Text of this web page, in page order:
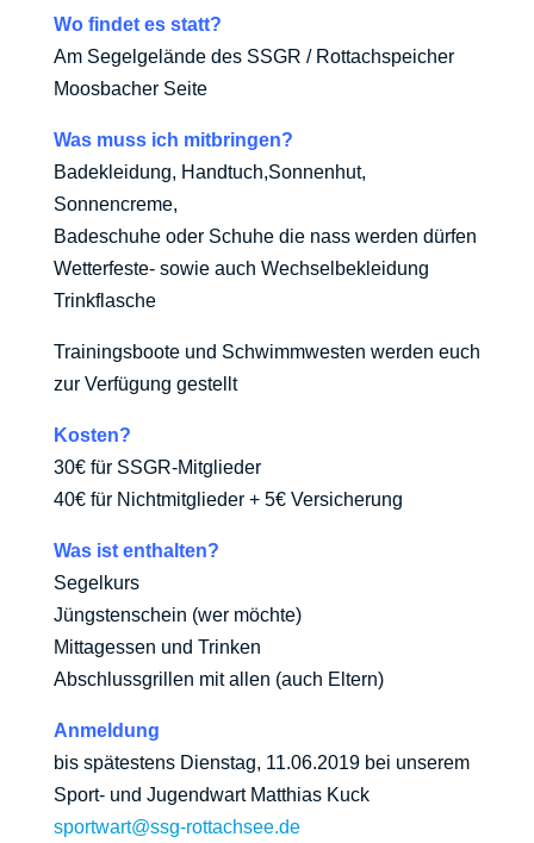
Wo findet es statt?
Am Segelgelände des SSGR / Rottachspeicher
Moosbacher Seite
Was muss ich mitbringen?
Badekleidung, Handtuch,Sonnenhut,
Sonnencreme,
Badeschuhe oder Schuhe die nass werden dürfen
Wetterfeste- sowie auch Wechselbekleidung
Trinkflasche
Trainingsboote und Schwimmwesten werden euch
zur Verfügung gestellt
Kosten?
30€ für SSGR-Mitglieder
40€ für Nichtmitglieder + 5€ Versicherung
Was ist enthalten?
Segelkurs
Jüngstenschein (wer möchte)
Mittagessen und Trinken
Abschlussgrillen mit allen (auch Eltern)
Anmeldung
bis spätestens Dienstag, 11.06.2019 bei unserem
Sport- und Jugendwart Matthias Kuck
sportwart@ssg-rottachsee.de